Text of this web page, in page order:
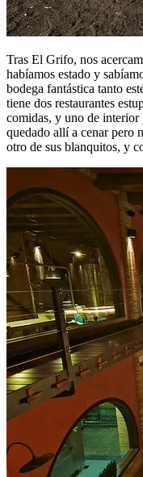
Tras El Grifo, nos
habíamos estado y
bodega fantástica tanto
tiene dos restaurantes
comidas, y uno de interior
quedado allí a cenar pero
otro de sus blanquitos, y